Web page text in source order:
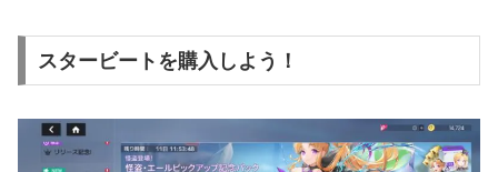
スタービートを購入しよう！